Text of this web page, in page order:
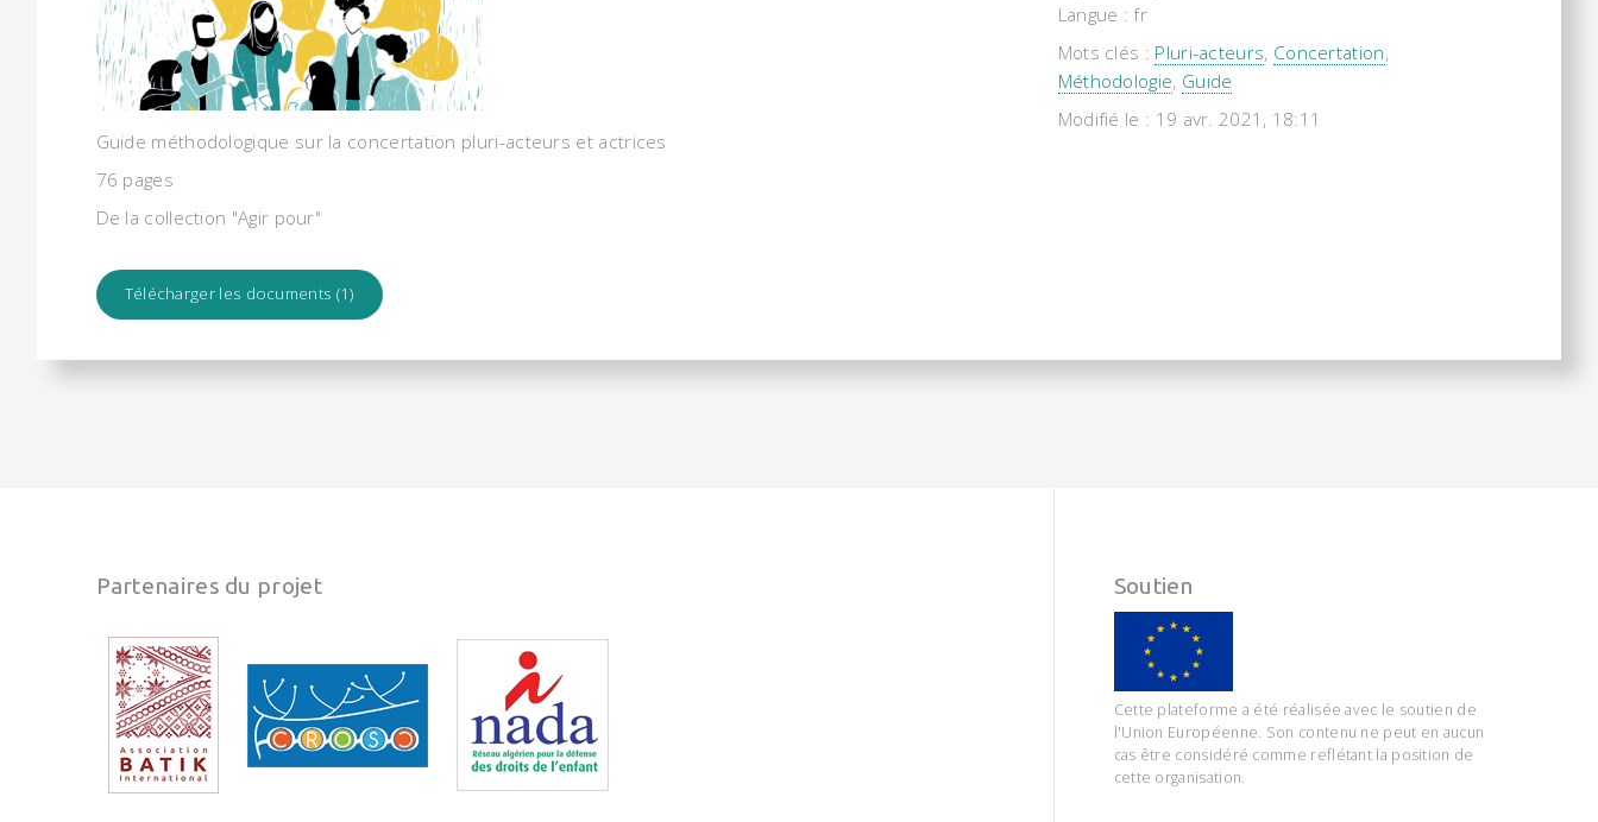
Guide méthodologique sur la concertation pluri-acteurs et actrices
76 pages
De la collection "Agir pour"
Langue : fr
Mots clés : Pluri-acteurs, Concertation,
Méthodologie, Guide
Modifié le : 19 avr. 2021, 18:11
Télécharger les documents (1)
Partenaires du projet Soutien
Cette plateforme a été réalisée avec le soutien de
l'Union Européenne. Son contenu ne peut en aucun
cas être considéré comme reflétant la position de
cette organisation.